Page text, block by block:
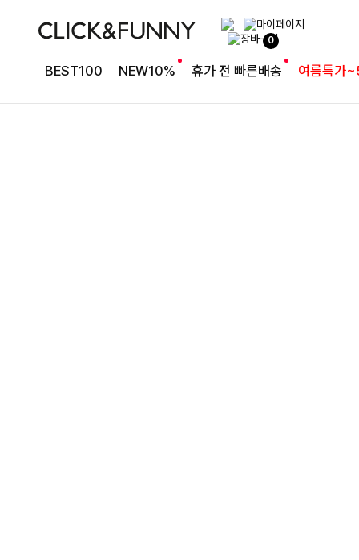
0
BEST100 NEW10% 휴가 전 빠른배송 여름특가
완성도 높은 원피스SET
특스트라이프 링클원피스+스트링자켓SET